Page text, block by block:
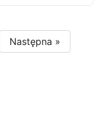
Następna »